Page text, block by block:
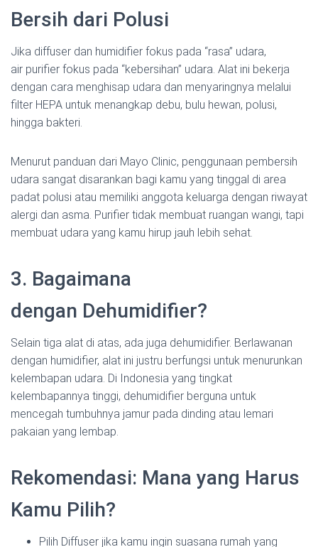
Bersih dari Polusi
Jika diffuser dan humidifier fokus pada “rasa” udara,
air purifier fokus pada “kebersihan” udara. Alat ini bekerja
dengan cara menghisap udara dan menyaringnya melalui
filter HEPA untuk menangkap debu, bulu hewan, polusi,
hingga bakteri.
Menurut panduan dari Mayo Clinic, penggunaan pembersih
udara sangat disarankan bagi kamu yang tinggal di area
padat polusi atau memiliki anggota keluarga dengan riwayat
alergi dan asma. Purifier tidak membuat ruangan wangi, tapi
membuat udara yang kamu hirup jauh lebih sehat.
3. Bagaimana
dengan Dehumidifier?
Selain tiga alat di atas, ada juga dehumidifier. Berlawanan
dengan humidifier, alat ini justru berfungsi untuk menurunkan
kelembapan udara. Di Indonesia yang tingkat
kelembapannya tinggi, dehumidifier berguna untuk
mencegah tumbuhnya jamur pada dinding atau lemari
pakaian yang lembap.
Rekomendasi: Mana yang Harus
Kamu Pilih?
Pilih Diffuser jika kamu ingin suasana rumah yang